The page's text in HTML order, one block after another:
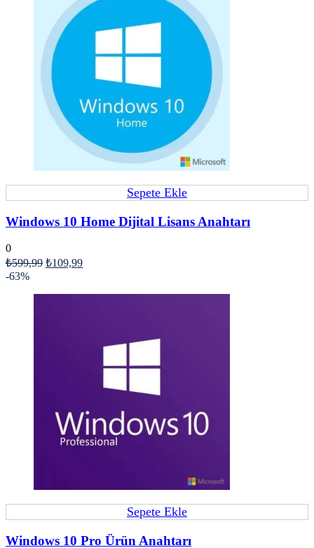
Sepete Ekle
Windows 10 Home Dijital Lisans Anahtarı
0
₺599,99 ₺109,99
-63%
Sepete Ekle
Windows 10 Pro Ürün Anahtarı